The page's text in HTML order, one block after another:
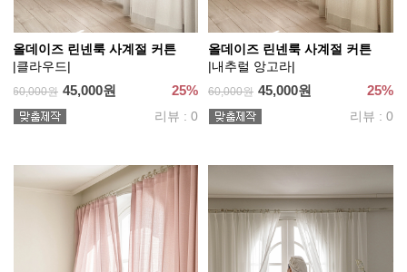
올데이즈 린넨룩 사계절 커튼
|클라우드|
60,000원 45,000원 25%
리뷰 : 0
올데이즈 린넨룩 사계절 커튼
|내추럴 앙고라|
60,000원 45,000원 25%
리뷰 : 0